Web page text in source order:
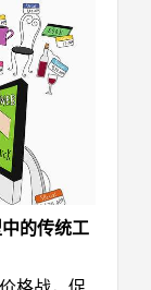
的传统工